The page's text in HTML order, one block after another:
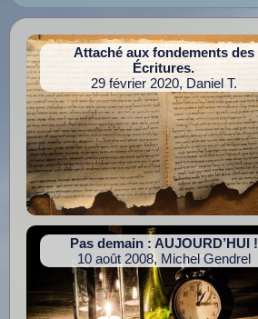
Attaché aux fondements des
Écritures.
29 février 2020, Daniel T.
Pas demain : AUJOURD’HUI !
10 août 2008, Michel Gendrel